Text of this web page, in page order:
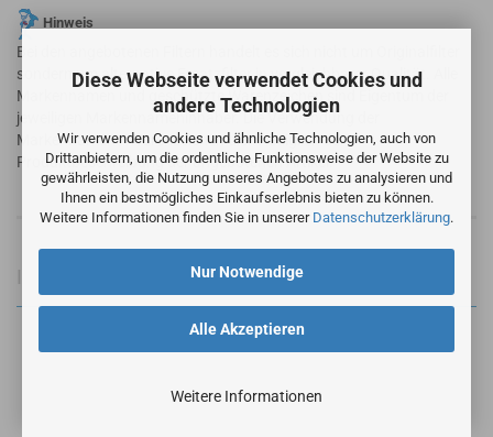
Diese Webseite verwendet Cookies und
andere Technologien
Wir verwenden Cookies und ähnliche Technologien, auch von
Drittanbietern, um die ordentliche Funktionsweise der Website zu
gewährleisten, die Nutzung unseres Angebotes zu analysieren und
Ihnen ein bestmögliches Einkaufserlebnis bieten zu können.
Weitere Informationen finden Sie in unserer Datenschutzerklärung.
Alle Akzeptieren
Nur Notwendige
Weitere Informationen
Hinweis
Bei den angebotenen Filtern handelt es sich nicht um Originalfilter
sondern um alternative Ersatzfilter in vergleichbarer Qualität. Alle
Markennamen und geschützte Warenzeichen sind Eigentum der
jeweiligen Markennameninhaber. Die Verwendung der
Markennamen / Warenzeichen dient lediglich der
Produktbeschreibung der angebotenen Artikel.
Informationen zur Produktsicherheit